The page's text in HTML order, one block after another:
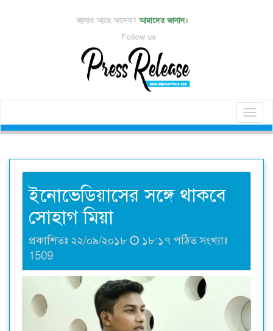
জানার আছে অনেক? আমাদের জানান।
Follow us
ইনোভেডিয়াসের সঙ্গে থাকবে
সোহাগ মিয়া
প্রকাশিতঃ ২২/০৯/২০১৮
১৮:১৭ পঠিত সংখ্যাঃ
1509